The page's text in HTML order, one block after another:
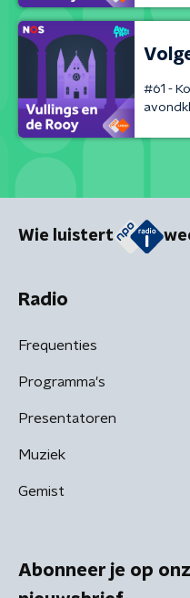
#61 -
Wie luistert
Radio
Frequenties
Programma's
Presentatoren
Muziek
Gemist
Abonneer je op